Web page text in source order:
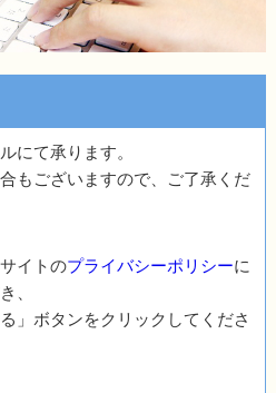
にて承ります。
もございますので、ご了承くだ
イトのプライバシーポリシーに
、
」ボタンをクリックしてくださ